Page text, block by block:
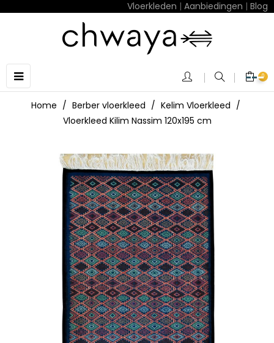
Vloerkleden | Aanbiedingen | Blog
Toggle
navigation
☰ 0
Home Berber vloerkleed
Kelim Vloerkleed
Vloerkleed Kilim Nassim 120x195 cm